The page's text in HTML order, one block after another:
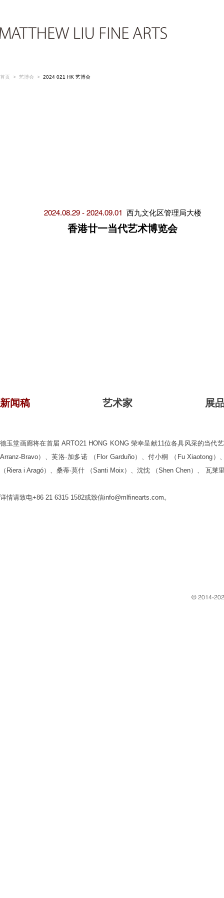
首页 > 艺博会 > 2024 021 HK 艺博会
2024.08.29 - 2024.09.01 ​ 西九文化区管理局大楼
香港廿一当代艺术博览会
新闻稿 艺术家 展
德玉堂画廊将在首届 ARTO21 HONG KONG 荣幸呈献11位各具风采的当代
Arranz-Bravo）、芙洛·加多诺 （Flor Garduño）、付小桐 （Fu Xiaotong
（Riera i Aragó）、桑蒂·莫什 （Santi Moix）、沈忱 （Shen Chen）、 瓦莱
详情请致电+86 21 6315 1582或致信info@mlfinearts.com。
​© 2014-